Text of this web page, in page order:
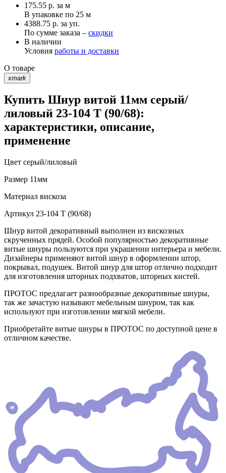
175.55 р. за м
В упаковке по 25 м
4388.75 р. за уп.
По сумме заказа – скидки
В наличии
Условия работы и доставки
О товаре
xmark
Купить Шнур витой 11мм серый/
лиловый 23-104 T (90/68):
характеристики, описание,
применение
Цвет серый/лиловый
Размер 11мм
Материал вискоза
Артикул 23-104 T (90/68)
Шнур витой декоративный выполнен из вискозных
скрученных прядей. Особой популярностью декоративные
витые шнуры пользуются при украшении интерьера и мебели.
Дизайнеры применяют витой шнур в оформлении штор,
покрывал, подушек. Витой шнур для штор отлично подходит
для изготовления шторных подхватов, шторных кистей.
ПРОТОС предлагает разнообразные декоративные шнуры,
так же зачастую называют мебельным шнуром, так как
используют при изготовлении мягкой мебели.
Приобретайте витые шнуры в ПРОТОС по доступной цене в
отличном качестве.